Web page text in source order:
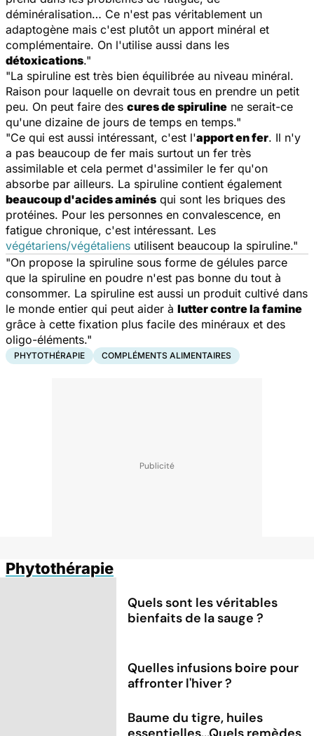
déminéralisation… Ce n'est pas véritablement un
adaptogène mais c'est plutôt un apport minéral et
complémentaire. On l'utilise aussi dans les
détoxications."
"La spiruline est très bien équilibrée au niveau minéral.
Raison pour laquelle on devrait tous en prendre un petit
peu. On peut faire des cures de spiruline ne serait-ce
qu'une dizaine de jours de temps en temps."
"Ce qui est aussi intéressant, c'est l'apport en fer. Il n'y
a pas beaucoup de fer mais surtout un fer très
assimilable et cela permet d'assimiler le fer qu'on
absorbe par ailleurs. La spiruline contient également
beaucoup d'acides aminés qui sont les briques des
protéines. Pour les personnes en convalescence, en
fatigue chronique, c'est intéressant. Les
végétariens/végétaliens utilisent beaucoup la spiruline."
"On propose la spiruline sous forme de gélules parce
que la spiruline en poudre n'est pas bonne du tout à
consommer. La spiruline est aussi un produit cultivé dans
le monde entier qui peut aider à lutter contre la famine
grâce à cette fixation plus facile des minéraux et des
oligo-éléments."
PHYTOTHÉRAPIE COMPLÉMENTS ALIMENTAIRES
Phytothérapie
Quels sont les véritables
bienfaits de la sauge ?
Quelles infusions boire pour
affronter l'hiver ?
Baume du tigre, huiles